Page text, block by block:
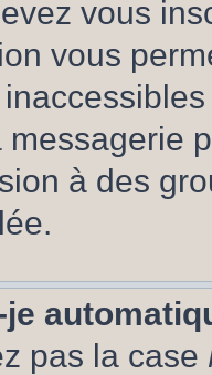
vous
vous
à des
pas la case